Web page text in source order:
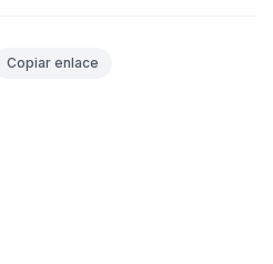
Copiar enlace